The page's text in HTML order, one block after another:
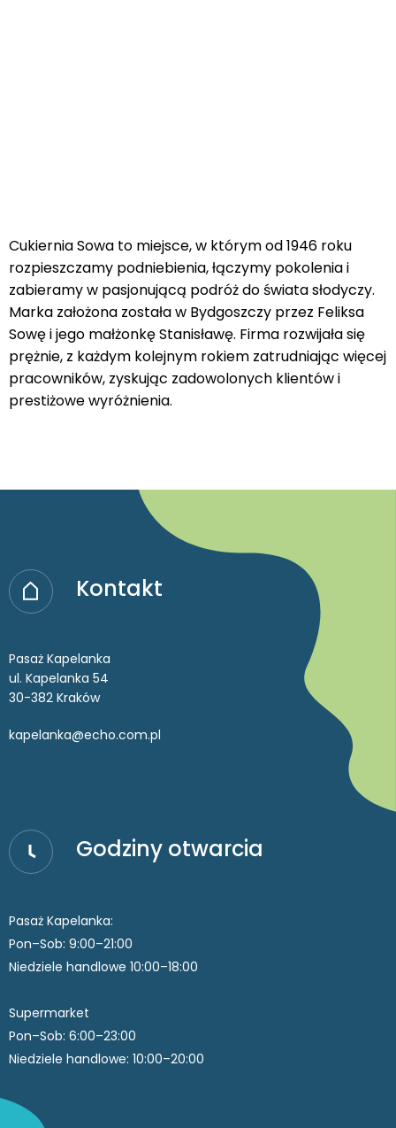
Cukiernia Sowa to miejsce, w którym od 1946 roku
rozpieszczamy podniebienia, łączymy pokolenia i
zabieramy w pasjonującą podróż do świata słodyczy.
Marka założona została w Bydgoszczy przez Feliksa
Sowę i jego małżonkę Stanisławę. Firma rozwijała się
prężnie, z każdym kolejnym rokiem zatrudniając więcej
pracowników, zyskując zadowolonych klientów i
prestiżowe wyróżnienia.
Kontakt
Pasaż Kapelanka
ul. Kapelanka 54
30-382 Kraków
kapelanka@echo.com.pl
Godziny otwarcia
Pasaż Kapelanka:
Pon–Sob: 9:00–21:00
Niedziele handlowe 10:00–18:00
Supermarket
Pon–Sob: 6:00–23:00
Niedziele handlowe: 10:00–20:00